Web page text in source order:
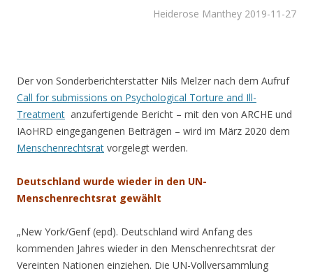
Heiderose Manthey 2019-11-27
Der von Sonderberichterstatter Nils Melzer nach dem Aufruf
Call for submissions on Psychological Torture and Ill-
Treatment anzufertigende Bericht – mit den von ARCHE und
IAoHRD eingegangenen Beiträgen – wird im März 2020 dem
Menschenrechtsrat vorgelegt werden.
Deutschland wurde wieder in den UN-
Menschenrechtsrat gewählt
„New York/Genf (epd). Deutschland wird Anfang des
kommenden Jahres wieder in den Menschenrechtsrat der
Vereinten Nationen einziehen. Die UN-Vollversammlung